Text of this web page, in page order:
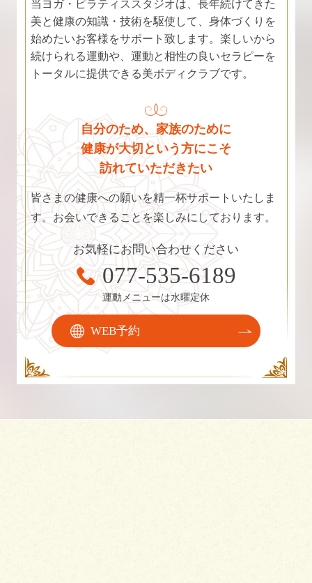
当ヨガ・ピラティススタジオは、長年続けてきた
美と健康の知識・技術を駆使して、身体づくりを
始めたいお客様をサポート致します。楽しいから
続けられる運動や、運動と相性の良いセラピーを
トータルに提供できる美ボディクラブです。
自分のため、家族のために
健康が大切という方にこそ
訪れていただきたい
皆さまの健康への願いを精一杯サポートいたしま
す。お会いできることを楽しみにしております。
お気軽にお問い合わせください
077-535-6189
運動メニューは水曜定休
WEB予約